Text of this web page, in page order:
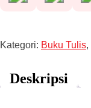
Kategori: Buku Tulis,
Deskripsi